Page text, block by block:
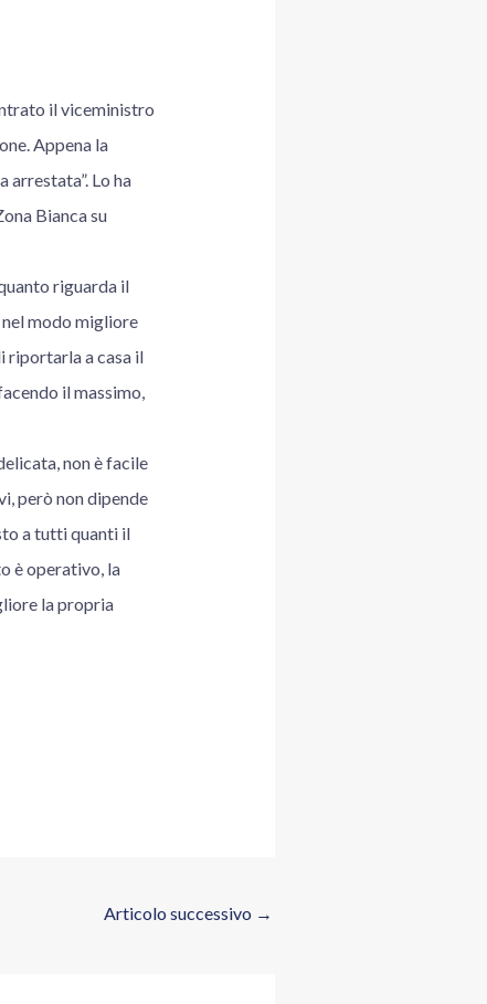
il viceministro
Appena la
Lo ha
Bianca su
riguarda il
modo migliore
riportarla a casa il
il massimo,
non è facile
però non dipende
a tutti quanti il
è operativo, la
la propria
Articolo successivo →